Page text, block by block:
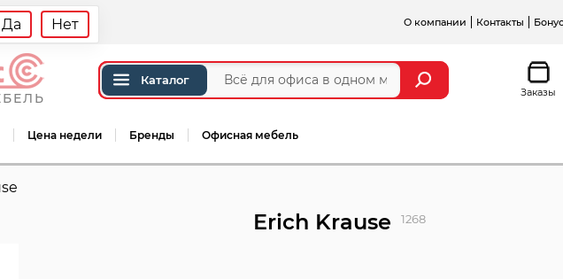
Да Нет О компании Контакты
Каталог
Заказы
Цена недели Бренды Офисная мебель
Erich Krause 1268